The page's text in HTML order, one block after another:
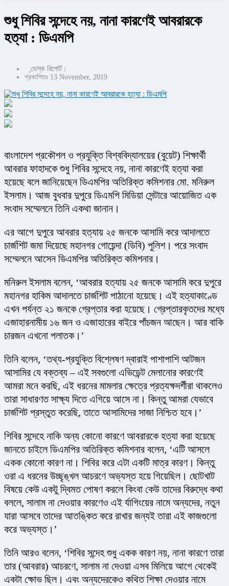
শুধু শিবির সন্দেহে নয়, নানা কারণেই আবরারকে
হত্যা : ডিএমপি
ডেস্ক রিপোর্ট :
প্রকাশিতঃ 13 November, 2019
বাংলাদেশ প্রকৌশল ও প্রযুক্তি বিশ্ববিদ্যালয়ের (বুয়েট) শিক্ষার্থী
আবরার ফাহাদকে শুধু শিবির সন্দেহে নয়, নানা কারণেই হত্যা করা
হয়েছে বলে জানিয়েছেন ডিএমপির অতিরিক্ত কমিশনার মো. মনিরুল
ইসলাম। আজ বুধবার দুপুরে ডিএমপি মিডিয়া সেন্টারে আয়োজিত এক
সংবাদ সম্মেলনে তিনি একথা জানান।
এর আগে দুপুরে আবরার হত্যায় ২৫ জনকে আসামি করে আদালতে
চার্জশিট জমা দিয়েছে মহানগর গোয়েন্দা (ডিবি) পুলিশ। পরে সংবাদ
সম্মেলনে আসেন ডিএমপির অতিরিক্ত কমিশনার।
মনিরুল ইসলাম বলেন, ‘আবরার হত্যায় ২৫ জনকে আসামি করে দুপুরে
মহানগর হাকিম আদালতে চার্জশিট পাঠানো হয়েছে। এই হত্যাকাণ্ডে
এখন পর্যন্ত ২১ জনকে গ্রেপ্তার করা হয়েছে। গ্রেপ্তারকৃতদের মধ্যে
এজাহারনামীয় ১৬ জন ও এজাহারের বাইরে পাঁচজন আছেন। আর বাকি
চারজন এখনো পলাতক।’
তিনি বলেন, ‘তথ্য-প্রযুক্তি বিশ্লেষণ দ্বারাই পাশাপাশি আটজন
আসামির যে বক্তব্য – এই সবগুলো এভিডেন্ট মেলানোর কারণেই
আমরা মনে করছি, এই ধরনের মামলার ক্ষেত্রে প্রত্যক্ষদর্শীরা থাকলেও
তারা সাধারণত সাক্ষ্য দিতে এগিয়ে আসে না। কিন্তু আমরা যেভাবে
চার্জশিট প্রস্তুত করেছি, তাতে আসামিদের সাজা নিশ্চিত হবে।’
শিবির সন্দেহে নাকি অন্য কোনো কারণে আবরারকে হত্যা করা হয়েছে
জানতে চাইলে ডিএমপির অতিরিক্ত কমিশনার বলেন, ‘এটি আসলে
একক কোনো কারণ না। শিবির করে এটা একটি মাত্র কারণ। কিন্তু
ওরা এ ধরনের উচ্ছৃঙ্খল আচরণে অভ্যস্ত হয়ে গিয়েছিল। ছোটখাট
বিষয়ে কেউ একটু দ্বিমত পোষণ করলে কিংবা কেউ তাদের বিরুদ্ধে কথা
বললে, সালাম না দেওয়ার কারণেও এই র্যাগিংয়ের নামে অন্যদের, নতুন
যারা আসবে তাদের আতঙ্কিত করে রাখার জন্যই তারা এই কাজগুলো
করে অভ্যস্ত।’
তিনি আরও বলেন, ‘শিবির সন্দেহ শুধু একক কারণ নয়, নানা কারণে তারা
তার (আবরার) আচরণে, সালাম না দেওয়া এসব মিলিয়ে আগে থেকেই
একটা ক্ষোভ ছিল। এবং অন্যদেরকেও কথিত শিক্ষা দেওয়ার নামে